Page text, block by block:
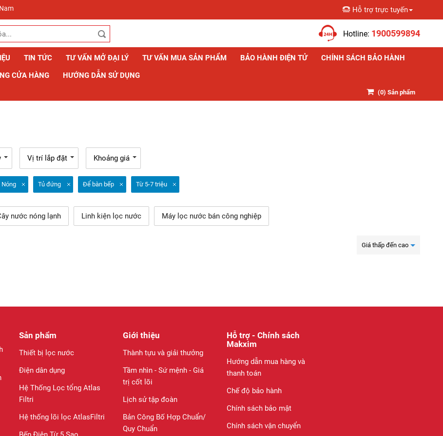
Hỗ trợ trực tuyến
Hotline: 1900599894
TIN TỨC TƯ VẤN MỞ ĐẠI LÝ TƯ VẤN MUA SẢN PHẨM BẢO HÀNH ĐIỆN TỬ
CHÍNH SÁCH BẢO HÀNH
CỬA HÀNG
HƯỚNG DẪN SỬ DỤNG
(0) Sản phẩm
Vị trí lắp đặt Khoảng giá
Nóng Tủ đứng Để bàn bếp Từ 5-7 triệu
nước nóng lạnh Linh kiện lọc nước Máy lọc nước bán công nghiệp
Giá thấp đến cao
Sản phẩm
Thiết bị lọc nước
Điện dân dụng
Hệ Thống Lọc tổng Atlas
Filtri
Hệ thống lõi lọc AtlasFiltri
Giới thiệu
Thành tựu và giải thưởng
Tầm nhìn - Sứ mệnh - Giá
trị cốt lõi
Lịch sử tập đoàn
Bản Công Bố Hợp Chuẩn/
Quy Chuẩn
Hỗ trợ - Chính sách
Makxim
Hướng dẫn mua hàng và
thanh toán
Chế độ bảo hành
Chính sách bảo mật
Chính sách vận chuyển